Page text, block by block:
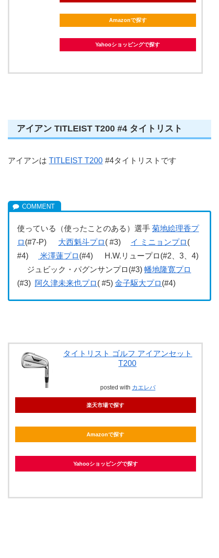
Amazonで探す
Yahooショッピングで探す
アイアン TITLEIST T200 #4 タイトリスト
アイアンは TITLEIST T200 #4タイトリストです
使っている（使ったことのある）選手 菊地絵理香プ
ロ (#7-P) 大西魁斗プロ ( #3) イ ミニョンプロ (
#4)
米澤蓮プロ (#4) H.W.リュープロ(#2、3、4)
ジュビック・パグンサンプロ(#3) 幡地隆寛プロ
(#3) 阿久津未来也プロ ( #5) 金子駆大プロ (#4)
タイトリスト ゴルフ アイアンセット
T200
posted with カエレバ
楽天市場で探す
Amazonで探す
Yahooショッピングで探す